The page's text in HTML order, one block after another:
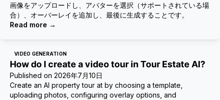
画像をアップロードし、アバターを選択（サポートされている場
合）、オーバーレイを追加し、最後に生成することです。
Read more →
VIDEO GENERATION
How do I create a video tour in Tour Estate AI?
Published on 2026年7月10日
Create an AI property tour at by choosing a template,
uploading photos, configuring overlay options, and